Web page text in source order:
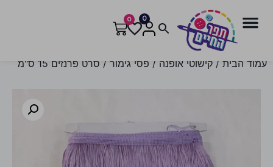
0
0
עמוד הבית / קישוטי אופנה / פסי גימור / סרט פרנזים 15 ס"מ